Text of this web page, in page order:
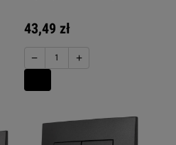
43,49 zł
− +